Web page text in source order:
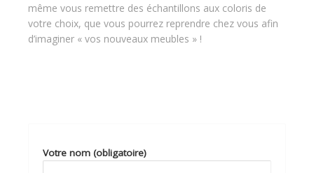
même vous remettre des échantillons aux coloris de
votre choix, que vous pourrez reprendre chez vous afin
d’imaginer « vos nouveaux meubles » !
Votre nom (obligatoire)